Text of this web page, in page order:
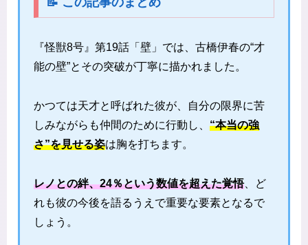
『怪獣8号』第19話「壁」では、古橋伊春の“才
能の壁”とその突破が丁寧に描かれました。
かつては天才と呼ばれた彼が、自分の限界に苦
しみながらも仲間のために行動し、 “本当の強
さ”を見せる姿は胸を打ちます。
レノとの絆、24％という数値を超えた覚悟、ど
れも彼の今後を語るうえで重要な要素となるで
しょう。